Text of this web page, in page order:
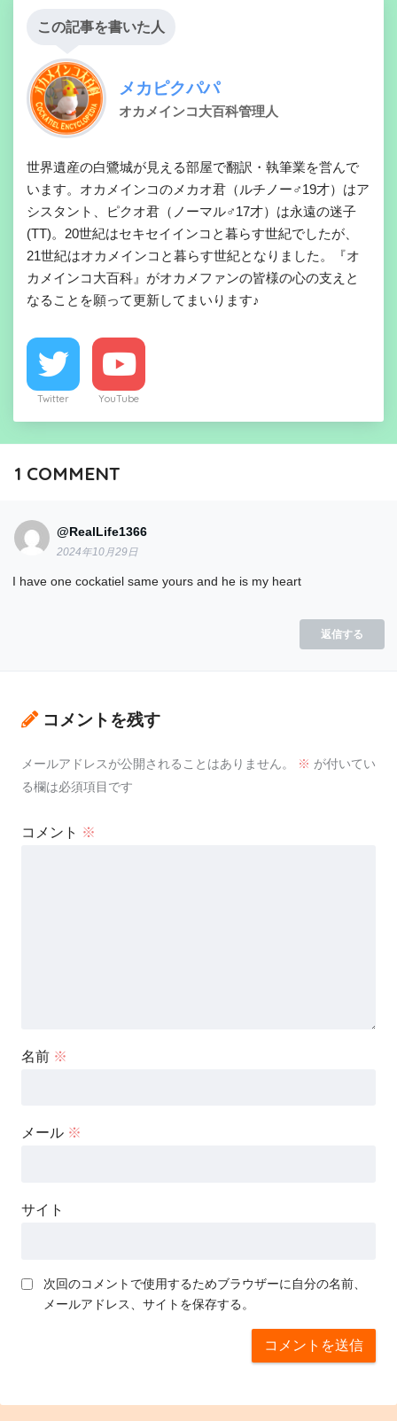
この記事を書いた人
メカピクパパ
オカメインコ大百科管理人
世界遺産の白鷺城が見える部屋で翻訳・執筆業を営んで
います。オカメインコのメカオ君（ルチノー♂19才）はア
シスタント、ピクオ君（ノーマル♂17才）は永遠の迷子
(TT)。20世紀はセキセイインコと暮らす世紀でしたが、
21世紀はオカメインコと暮らす世紀となりました。『オ
カメインコ大百科』がオカメファンの皆様の心の支えと
なることを願って更新してまいります♪
Twitter YouTube
1 COMMENT
@RealLife1366
2024年10月29日
I have one cockatiel same yours and he is my heart
返信する
コメントを残す
メールアドレスが公開されることはありません。 ※ が付いてい
る欄は必須項目です
コメント ※
名前 ※
メール ※
サイト
次回のコメントで使用するためブラウザーに自分の名前、
メールアドレス、サイトを保存する。